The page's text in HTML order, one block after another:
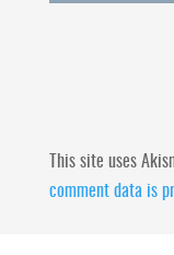
This site uses
comment data is